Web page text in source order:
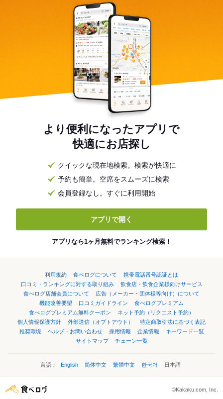
より便利になったアプリで
快適にお店探し
クイックな現在地検索。検索が快適に
予約も簡単。空席をスムーズに検索
会員登録なし。すぐに利用開始
アプリで開く
アプリなら1ヶ月無料でランキング検索！
利用規約 食べログについて
携帯電話番号認証とは
口コミ・ランキングに対する取り組み
飲食店・飲食企業様向けサービス
食べログ店舗会員について
広告（メーカー・団体様等向け）について
機能改善要望
口コミガイドライン
食べログプレミアム
食べログプレミアム無料クーポン
ネット予約（リクエスト予約）
個人情報保護方針
外部送信（オプトアウト）
特定商取引法に基づく表記
推奨環境
ヘルプ・お問い合わせ 採用情報 企業情報
キーワード一覧
サイトマップ
チェーン一覧
言語： English 简体中文 繁體中文 한국어 日本語
©Kakaku.com, Inc.